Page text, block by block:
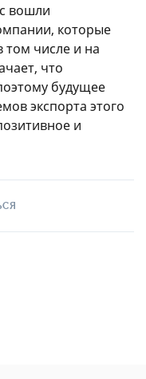
вошли
которые
том числе и на
что
будущее
экспорта этого
и